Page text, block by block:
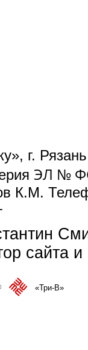
г.
ЭЛ №
К.М.
сайта
is external)«Три-В»